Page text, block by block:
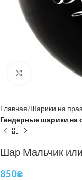
Нажмите,
Главная Шарики на
Гендерные шарики на
Шар Мальчик
850₴